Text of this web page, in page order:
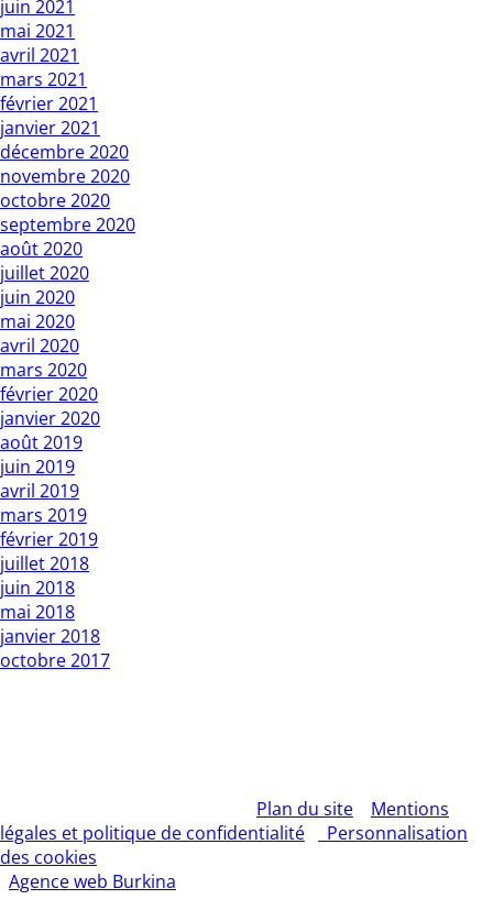
juin 2021
mai 2021
avril 2021
mars 2021
février 2021
janvier 2021
décembre 2020
novembre 2020
octobre 2020
septembre 2020
août 2020
juillet 2020
juin 2020
mai 2020
avril 2020
mars 2020
février 2020
janvier 2020
août 2019
juin 2019
avril 2019
mars 2019
février 2019
juillet 2018
juin 2018
mai 2018
janvier 2018
octobre 2017
Plan du site
Mentions
légales et politique de confidentialité
Personnalisation
des cookies
Agence web Burkina